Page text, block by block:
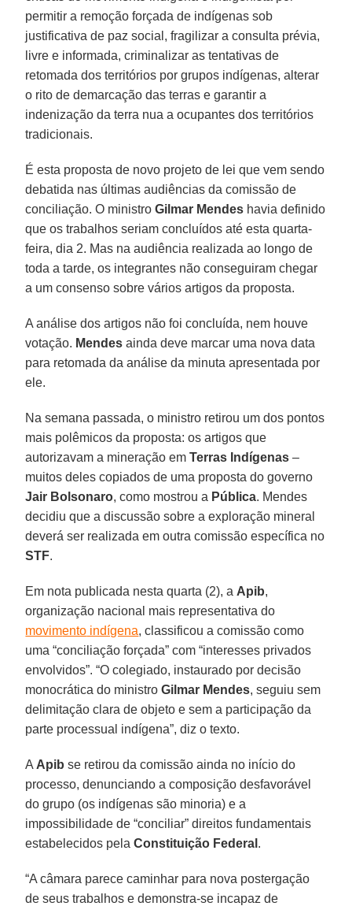
permitir a remoção forçada de indígenas sob
justificativa de paz social, fragilizar a consulta prévia,
livre e informada, criminalizar as tentativas de
retomada dos territórios por grupos indígenas, alterar
o rito de demarcação das terras e garantir a
indenização da terra nua a ocupantes dos territórios
tradicionais.
É esta proposta de novo projeto de lei que vem sendo
debatida nas últimas audiências da comissão de
conciliação. O ministroGilmar Mendes havia definido
que os trabalhos seriam concluídos até esta quarta-
feira, dia 2. Mas na audiência realizada ao longo de
toda a tarde, os integrantes não conseguiram chegar
a um consenso sobre vários artigos da proposta.
A análise dos artigos não foi concluída, nem houve
votação. Mendes ainda deve marcar uma nova data
para retomada da análise da minuta apresentada por
ele.
Na semana passada, o ministro retirou um dos pontos
mais polêmicos da proposta: os artigos que
autorizavam a mineração emTerras Indígenas –
muitos deles copiados de uma proposta do governo
Jair Bolsonaro, como mostrou a Pública. Mendes
decidiu que a discussão sobre a exploração mineral
deverá ser realizada em outra comissão específica no
STF.
Em nota publicada nesta quarta (2), a Apib,
organização nacional mais representativa do
movimento indígena, classificou a comissão como
uma “conciliação forçada” com “interesses privados
envolvidos”. “O colegiado, instaurado por decisão
monocrática do ministroGilmar Mendes, seguiu sem
delimitação clara de objeto e sem a participação da
parte processual indígena”, diz o texto.
A Apib se retirou da comissão ainda no início do
processo, denunciando a composição desfavorável
do grupo (os indígenas são minoria) e a
impossibilidade de “conciliar” direitos fundamentais
estabelecidos pelaConstituição Federal .
“A câmara parece caminhar para nova postergação
de seus trabalhos e demonstra-se incapaz de